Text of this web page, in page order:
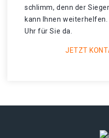
schlimm, denn der
kann Ihnen
Uhr für Sie da.
JETZT